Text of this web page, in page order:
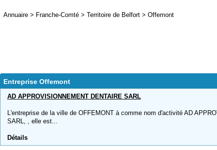
Annuaire > Franche-Comté > Territoire de Belfort > Offemont
Entreprise Offemont
AD APPROVISIONNEMENT DENTAIRE SARL
L'entreprise de la ville de OFFEMONT à comme nom d'activité AD
SARL, , elle est...
Détails